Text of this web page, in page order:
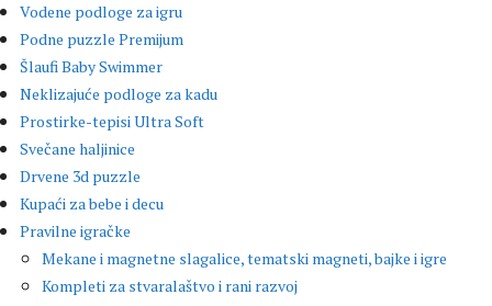
Vodene podloge za igru
Podne puzzle Premijum
Šlaufi Baby Swimmer
Neklizajuće podloge za kadu
Prostirke-tepisi Ultra Soft
Svečane haljinice
Drvene 3d puzzle
Kupaći za bebe i decu
Pravilne igračke
Mekane i magnetne slagalice, tematski magneti, bajke i igre
Kompleti za stvaralaštvo i rani razvoj